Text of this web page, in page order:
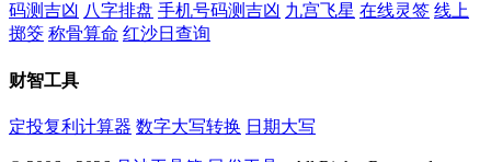
码测吉凶 八字排盘 手机号码测吉凶 九宫飞星 在线灵签 线上
掷筊 称骨算命 红沙日查询
财智工具
定投复利计算器 数字大写转换 日期大写